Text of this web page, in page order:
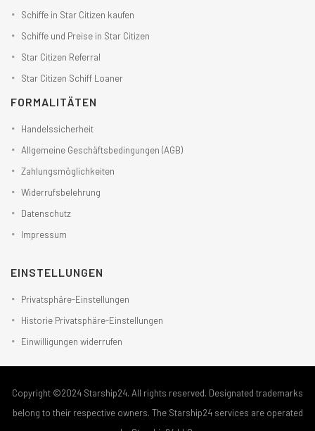
Schiffe in Star Citizen kaufen
Schiffe und Preise in Star Citizen
Star Citizen Referral
Star Citizen Schiff Loaner
FORMALITÄTEN
Handelssicherheit
Allgemeine Geschäftsbedingungen (AGB)
Zahlungsmöglichkeiten
Widerrufsbelehrung
Datenschutz
Impressum
EINSTELLUNGEN
Privatsphäre-Einstellungen
Historie Privatsphäre-Einstellungen
Einwilligungen widerrufen
Copyright ©2024 Starship24. All rights reserved. Designated trademarks
belong to their respective owners. The Starship24 services are operated